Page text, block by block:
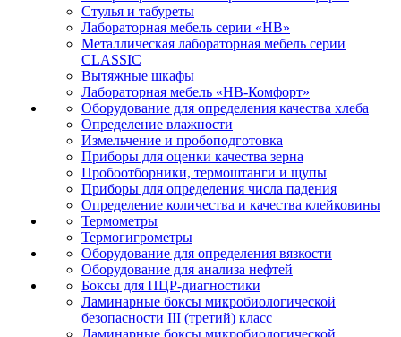
Стулья и табуреты
Лабораторная мебель серии «НВ»
Металлическая лабораторная мебель серии
CLASSIC
Вытяжные шкафы
Лабораторная мебель «НВ-Комфорт»
Оборудование для определения качества хлеба
Определение влажности
Измельчение и пробоподготовка
Приборы для оценки качества зерна
Пробоотборники, термоштанги и щупы
Приборы для определения числа падения
Определение количества и качества клейковины
Термометры
Термогигрометры
Оборудование для определения вязкости
Оборудование для анализа нефтей
Боксы для ПЦР-диагностики
Ламинарные боксы микробиологической
безопасности III (третий) класс
Ламинарные боксы микробиологической